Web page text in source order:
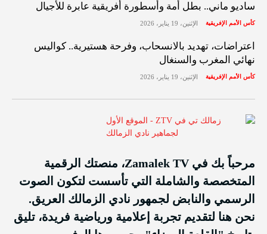
ساديو ماني.. بطل أمة وأسطورة أفريقية عابرة للأجيال
كأس الأمم الإفريقية الإثنين، 19 يناير، 2026
اعتراضات، تهديد بالانسحاب، وفرحة هستيرية.. كواليس
نهائي المغرب والسنغال
كأس الأمم الإفريقية الإثنين، 19 يناير، 2026
مرحباً بك في Zamalek TV، منصتك الرقمية
المتخصصة والشاملة التي تأسست لتكون الصوت
الرسمي والنابض لجمهور نادي الزمالك العريق.
نحن هنا لتقديم تجربة إعلامية ورياضية فريدة، تليق